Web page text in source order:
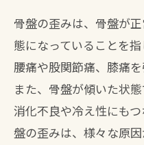
骨盤の歪みは、骨盤が
態になっていることを指
腰痛や股関節痛、膝痛を
また、骨盤が傾いた状
消化不良や冷え性にも
盤の歪みは、様々な原